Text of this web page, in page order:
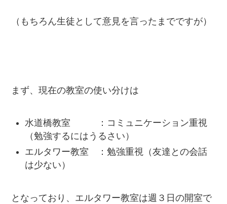
（もちろん生徒として意見を言ったまでですが）
まず、現在の教室の使い分けは
水道橋教室 ：コミュニケーション重視
（勉強するにはうるさい）
エルタワー教室 ：勉強重視（友達との会話
は少ない）
となっており、エルタワー教室は週３日の開室で